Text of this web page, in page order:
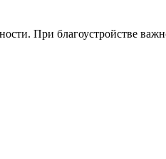
При благоустройстве